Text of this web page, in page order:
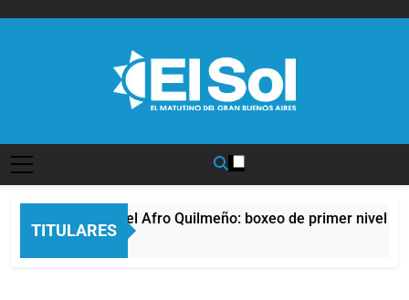
TITULARES
La noche del Afro Quilmeño: boxeo de primer nivel en
6 Horas Atrás